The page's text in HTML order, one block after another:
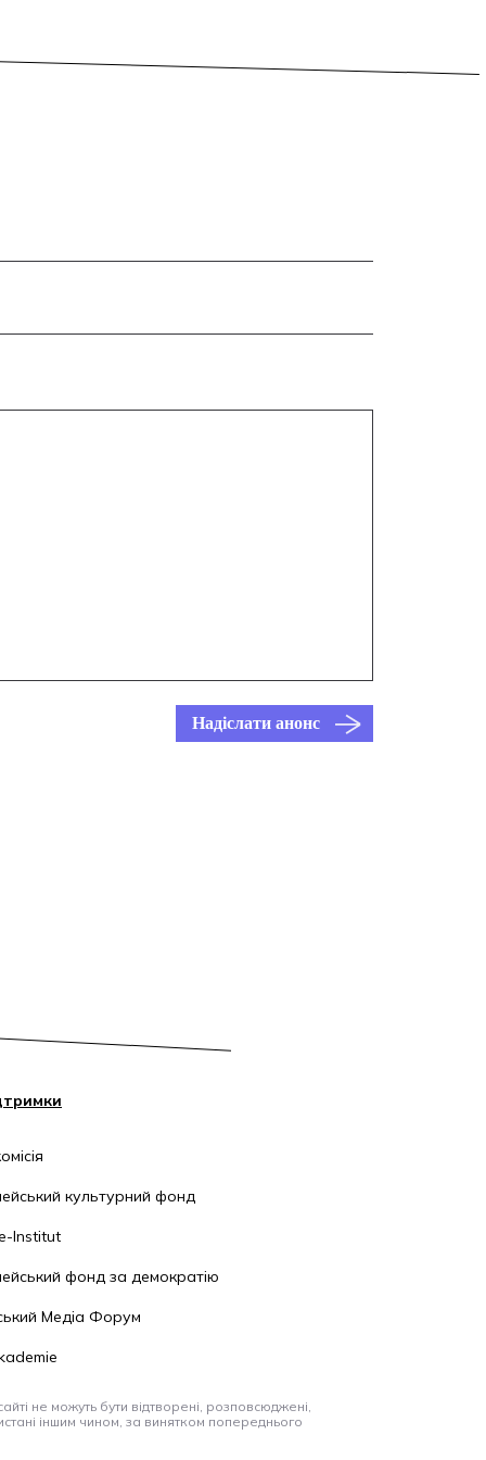
Надіслати анонс
культурний фонд
Institut
фонд за демократію
Медіа Форум
не можуть бути відтворені, розповсюджені,
іншим чином, за винятком попереднього